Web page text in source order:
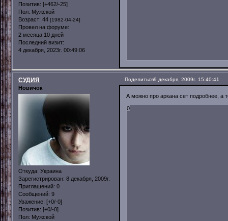
Позитив: [+462/-25]
Пол: Мужской
Возраст: 44 [1982-04-24]
Провел на форуме:
2 месяца 10 дней
Последний визит:
4 декабря, 2023г. 00:49:06
Поделиться9 декабря, 2009г. 15:40:41
СУДИЯ
Новичок
Откуда: Украина
Зарегистрирован: 8 декабря, 2009г.
Приглашений: 0
Сообщений: 9
Уважение: [+0/-0]
Позитив: [+0/-0]
Пол: Мужской
А можно про аркана сет подробнее, а
0